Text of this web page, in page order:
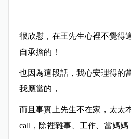
很欣慰，在王先生心裡不覺得
自承擔的！
也因為這段話，我心安理得的
我應當的，
而且事實上先生不在家，太太
call，除裡雜事、工作、當媽媽